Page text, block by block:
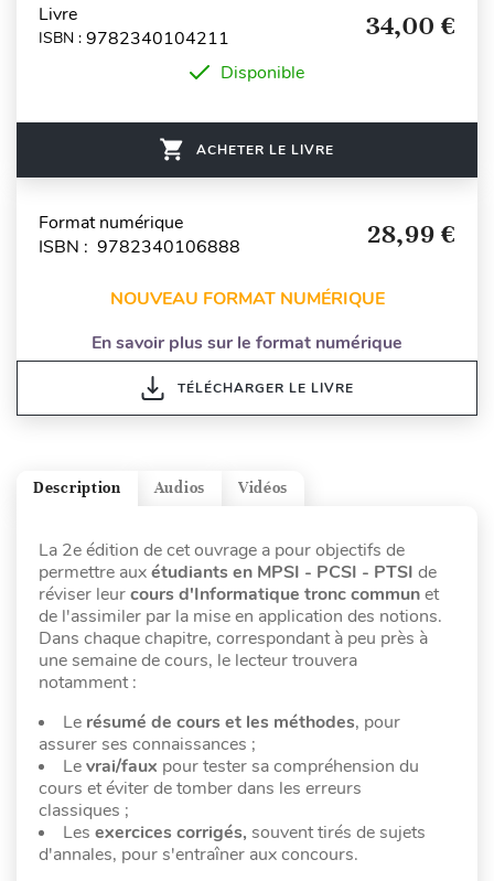
Livre
ISBN : 9782340104211 34,00 €
Disponible
ACHETER LE LIVRE
Format numérique
ISBN : 9782340106888
28,99 €
NOUVEAU FORMAT NUMÉRIQUE
En savoir plus sur le format numérique
TÉLÉCHARGER LE LIVRE
Vidéos
Audios
Description
La 2e édition de cet ouvrage a pour objectifs de
permettre auxétudiants en MPSI - PCSI - PTSI de
réviser leurcours d'Informatique tronc communet
de l'assimiler par la mise en application des notions.
Dans chaque chapitre, correspondant à peu près à
une semaine de cours, le lecteur trouvera
notamment :
Le résumé de cours et les méthodes, pour
assurer ses connaissances ;
Levrai/faux pour tester sa compréhension du
cours et éviter de tomber dans les erreurs
classiques ;
Les exercices corrigés, souvent tirés de sujets
d'annales, pour s'entraîner aux concours.